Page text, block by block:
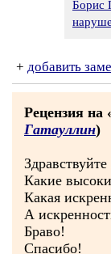
Борис
+ добавить
Рецензия на
Гатауллин)
Какие
Какая
А
Браво!
Спасибо!